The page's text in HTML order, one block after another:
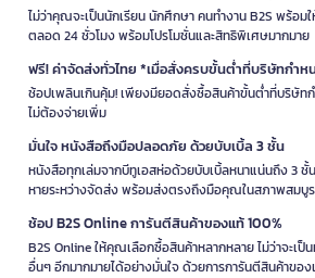
ไม่ว่าคุณจะเป็นนักเรียน นักศึกษา คนทำงาน B2S พร้อ
ตลอด 24 ชั่วโมง พร้อมโปรโมชั่นและสิทธิพิเศษมากมาย
ฟรี! ค่าจัดส่งทั่วไทย *เมื่อสั่งครบขั้นต่ำที่บริษัทกำห
ช้อปเพลินเกินคุ้ม! เพียงมียอดสั่งซื้อสินค้าขั้นต่ำที่บริษัท
ไม่ต้องจ่ายเพิ่ม
มั่นใจ หนังสือถึงมือปลอดภัย ด้วยบับเบิ้ล 3 ชั้น
หนังสือทุกเล่มจากบีทูเอสห่อด้วยบับเบิ้ลหนาแน่นถึง 3 ชั้
หายระหว่างจัดส่ง พร้อมส่งตรงถึงมือคุณในสภาพสม
ช้อป B2S Online การันตีสินค้าของแท้ 100%
B2S Online ให้คุณเลือกซื้อสินค้าหลากหลาย ไม่ว่าจะเป็
อื่นๆ อีกมากมายได้อย่างมั่นใจ ด้วยการการันตีสินค้าขอ